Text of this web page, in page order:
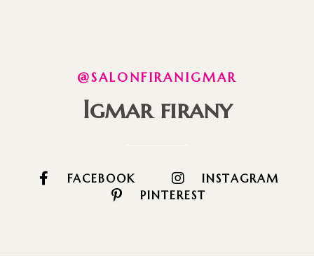
@SALONFIRANIGMAR
Igmar firany
FACEBOOK
INSTAGRAM
PINTEREST